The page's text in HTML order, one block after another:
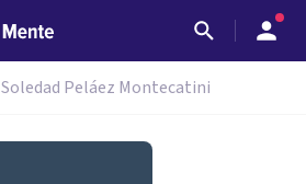
Soledad Peláez Montecatini